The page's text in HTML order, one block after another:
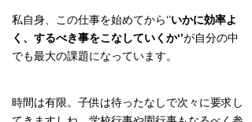
私自身、この仕事を始めてから‘’いかに効率よ
く、するべき事をこなしていくか‘’が自分の中
でも最大の課題になっています。
時間は有限。子供は待ったなしで次々に要求し